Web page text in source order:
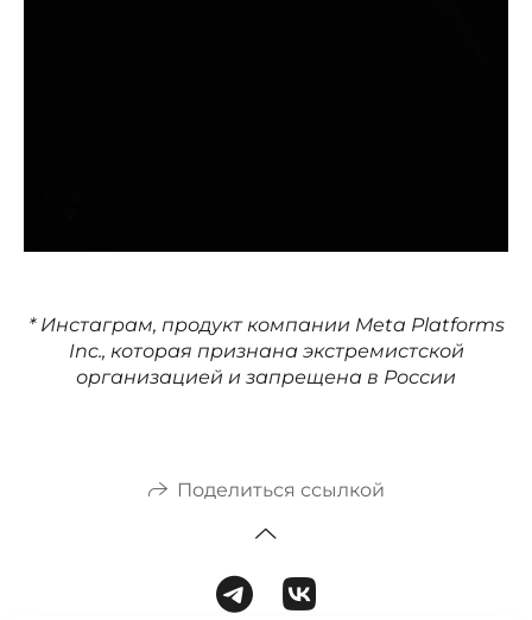
* Инстаграм, продукт компании Meta Platforms
Inc., которая признана экстремистской
организацией и запрещена в России
Поделиться ссылкой